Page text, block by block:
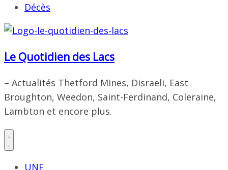
Décès
Le Quotidien des Lacs
– Actualités Thetford Mines, Disraeli, East
Broughton, Weedon, Saint-Ferdinand, Coleraine,
Lambton et encore plus.
UNE